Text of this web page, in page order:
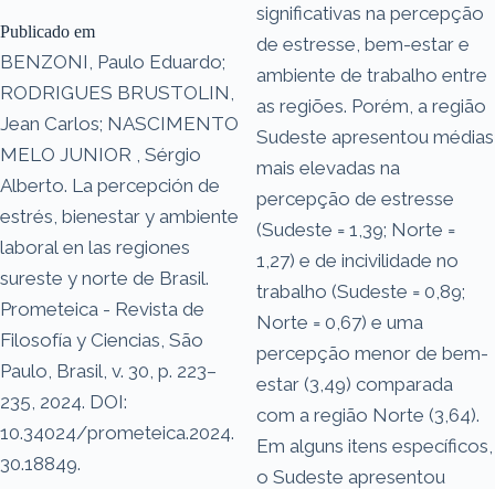
Publicado em
BENZONI, Paulo Eduardo;
RODRIGUES BRUSTOLIN,
Jean Carlos; NASCIMENTO
MELO JUNIOR , Sérgio
Alberto. La percepción de
estrés, bienestar y ambiente
laboral en las regiones
sureste y norte de Brasil.
Prometeica - Revista de
Filosofía y Ciencias, São
Paulo, Brasil, v. 30, p. 223–
235, 2024. DOI:
10.34024/prometeica.2024.
30.18849.
significativas na percepção
de estresse, bem-estar e
ambiente de trabalho entre
as regiões. Porém, a região
Sudeste apresentou médias
mais elevadas na
percepção de estresse
(Sudeste = 1,39; Norte =
1,27) e de incivilidade no
trabalho (Sudeste = 0,89;
Norte = 0,67) e uma
percepção menor de bem-
estar (3,49) comparada
com a região Norte (3,64).
Em alguns itens específicos,
o Sudeste apresentou